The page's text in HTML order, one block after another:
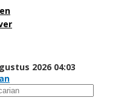
2026 04:03